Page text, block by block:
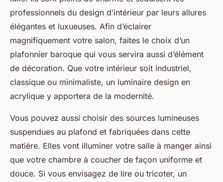
professionnels du design d’intérieur par leurs allures
élégantes et luxueuses. Afin d’éclairer
magnifiquement votre salon, faites le choix d’un
plafonnier baroque qui vous servira aussi d’élément
de décoration. Que votre intérieur soit industriel,
classique ou minimaliste, un luminaire design en
acrylique y apportera de la modernité.
Vous pouvez aussi choisir des sources lumineuses
suspendues au plafond et fabriquées dans cette
matière. Elles vont illuminer votre salle à manger ainsi
que votre chambre à coucher de façon uniforme et
douce. Si vous envisagez de lire ou tricoter, un